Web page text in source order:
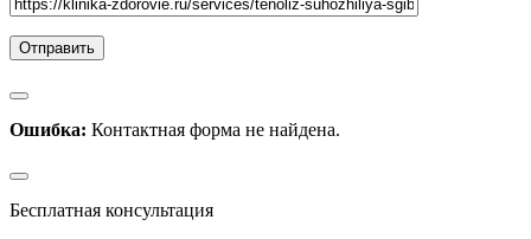
Ошибка: Контактная форма не найдена.
Бесплатная консультация